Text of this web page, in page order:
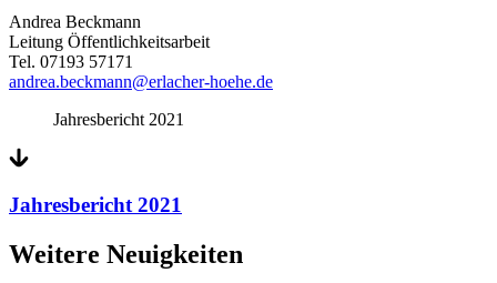
Andrea Beckmann
Leitung Öffentlichkeitsarbeit
Tel. 07193 57171
andrea.beckmann@erlacher-hoehe.de
Jahresbericht 2021
Jahresbericht 2021
Weitere Neuigkeiten